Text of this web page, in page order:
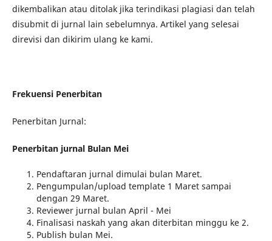
dikembalikan atau ditolak jika terindikasi plagiasi dan telah
disubmit di jurnal lain sebelumnya. Artikel yang selesai
direvisi dan dikirim ulang ke kami.
Frekuensi Penerbitan
Penerbitan Jurnal:
Penerbitan jurnal Bulan Mei
Pendaftaran jurnal dimulai bulan Maret.
Pengumpulan/upload template 1 Maret sampai
dengan 29 Maret.
Reviewer jurnal bulan April - Mei
Finalisasi naskah yang akan diterbitan minggu ke 2.
Publish bulan Mei.